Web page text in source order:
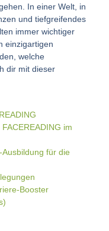
In einer Welt, in
und tiefgreifendes
immer wichtiger
einzigartigen
welche
dir mit dieser
im
Ausbildung für die
Booster